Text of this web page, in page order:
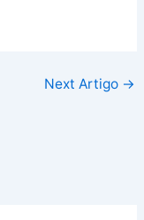
Next Artigo →